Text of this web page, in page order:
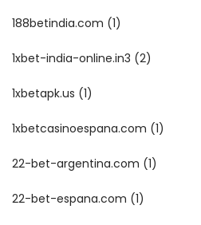
188betindia.com (1)
1xbet-india-online.in3 (2)
1xbetapk.us (1)
1xbetcasinoespana.com (1)
22-bet-argentina.com (1)
22-bet-espana.com (1)